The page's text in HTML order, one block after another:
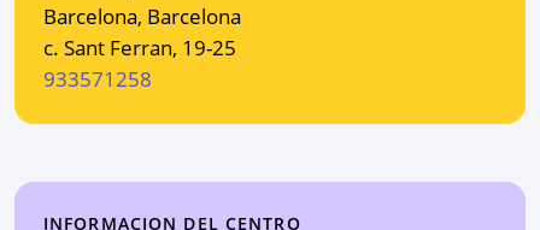
Barcelona, Barcelona
c. Sant Ferran, 19-25
933571258
INFORMACION DEL CENTRO